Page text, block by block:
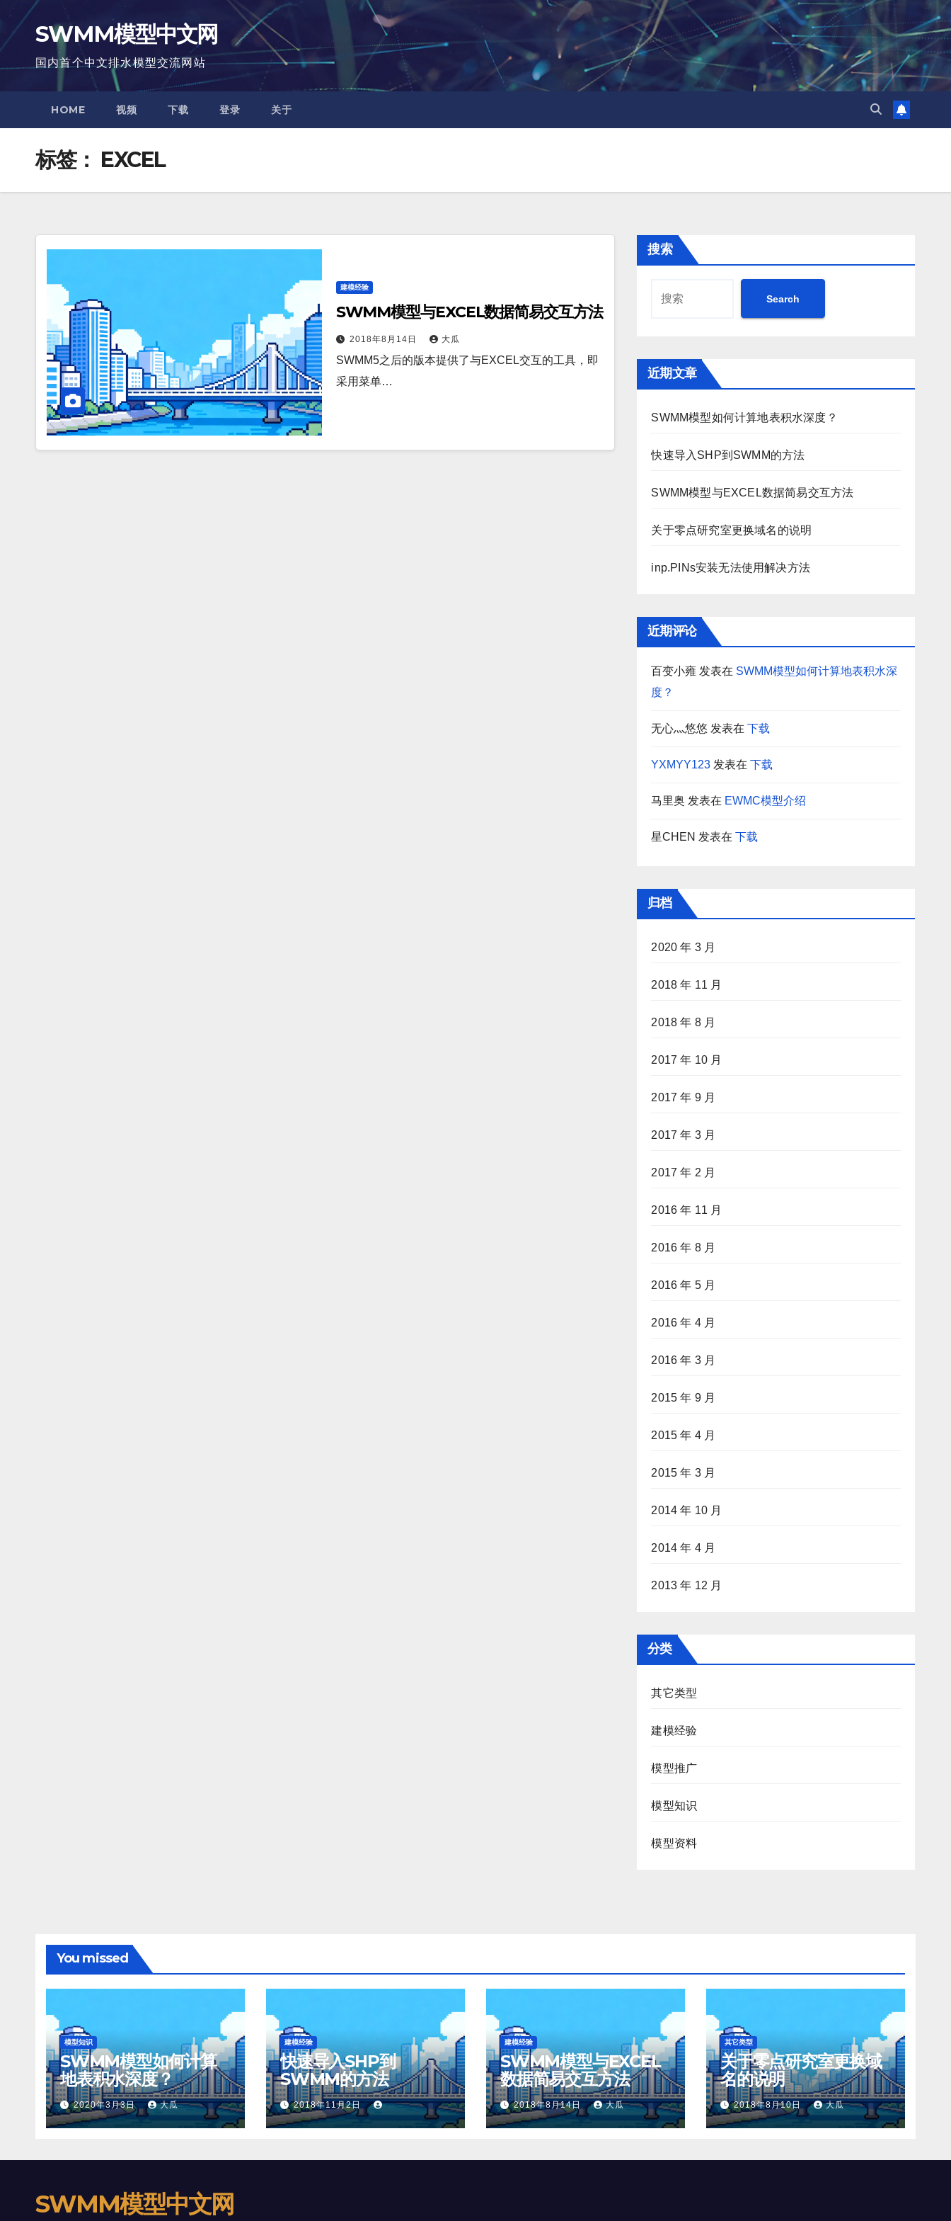
内
容
SWMM模型中文网
国内首个中文排水模型交流网站
HOME 视频 下载 登录 关于
标签： EXCEL
建模经验
SWMM模型与EXCEL数据简易交互方法
2018年8月14日 大瓜
SWMM5之后的版本提供了与EXCEL交互的工具，即
采用菜单…
搜索
Search
近期文章
SWMM模型如何计算地表积水深度？
快速导入SHP到SWMM的方法
SWMM模型与EXCEL数据简易交互方法
关于零点研究室更换域名的说明
inp.PINs安装无法使用解决方法
近期评论
百变小雍 发表在 SWMM模型如何计算地表积水深
度？
无心灬悠悠 发表在下载
YXMYY123 发表在下载
马里奥 发表在 EWMC模型介绍
星CHEN 发表在下载
归档
2020 年 3 月
2018 年 11 月
2018 年 8 月
2017 年 10 月
2017 年 9 月
2017 年 3 月
2017 年 2 月
2016 年 11 月
2016 年 8 月
2016 年 5 月
2016 年 4 月
2016 年 3 月
2015 年 9 月
2015 年 4 月
2015 年 3 月
2014 年 10 月
2014 年 4 月
2013 年 12 月
分类
其它类型
建模经验
模型推广
模型知识
模型资料
You missed
模型知识
SWMM模型如何计算
地表积水深度？
2020年3月3日 大瓜
建模经验
快速导入SHP到
SWMM的方法
2018年11月2日
建模经验
SWMM模型与EXCEL
数据简易交互方法
2018年8月14日 大瓜
其它类型
关于零点研究室更换域
名的说明
2018年8月10日 大瓜
SWMM模型中文网